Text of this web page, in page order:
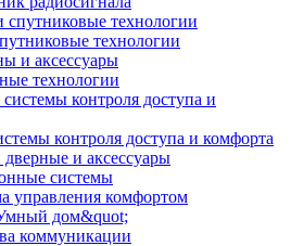
технологии
и аксессуары
технологии
контроля доступа и комфорта
и аксессуары
системы
управления комфортом
дом&quot;
коммуникации